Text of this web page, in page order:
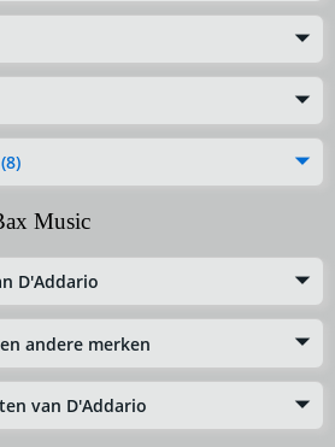
Music
D'Addario
andere merken
van D'Addario